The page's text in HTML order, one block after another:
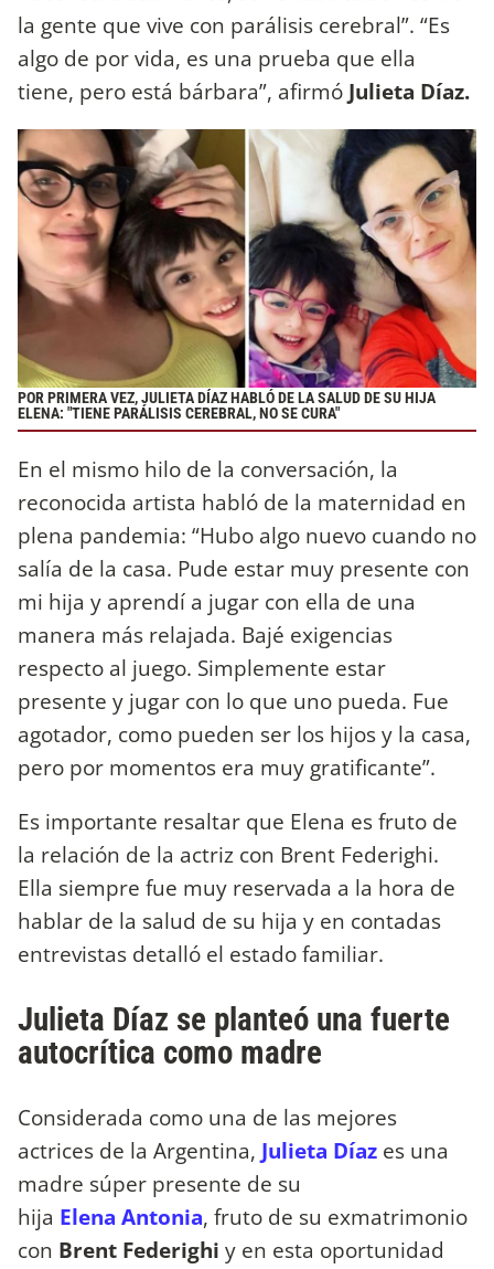
la gente que vive con parálisis cerebral”. “Es
algo de por vida, es una prueba que ella
tiene, pero está bárbara”, afirmó Julieta Díaz.
POR PRIMERA VEZ, JULIETA DÍAZ HABLÓ DE LA SALUD DE SU HIJA
ELENA: "TIENE PARÁLISIS CEREBRAL, NO SE CURA"
En el mismo hilo de la conversación, la
reconocida artista habló de la maternidad en
plena pandemia: “Hubo algo nuevo cuando no
salía de la casa. Pude estar muy presente con
mi hija y aprendí a jugar con ella de una
manera más relajada. Bajé exigencias
respecto al juego. Simplemente estar
presente y jugar con lo que uno pueda. Fue
agotador, como pueden ser los hijos y la casa,
pero por momentos era muy gratificante”.
Es importante resaltar que Elena es fruto de
la relación de la actriz con Brent Federighi.
Ella siempre fue muy reservada a la hora de
hablar de la salud de su hija y en contadas
entrevistas detalló el estado familiar.
Julieta Díaz se planteó una fuerte
autocrítica como madre
Considerada como una de las mejores
actrices de la Argentina, Julieta Díaz es una
madre súper presente de su
hija Elena Antonia, fruto de su exmatrimonio
con Brent Federighi y en esta oportunidad